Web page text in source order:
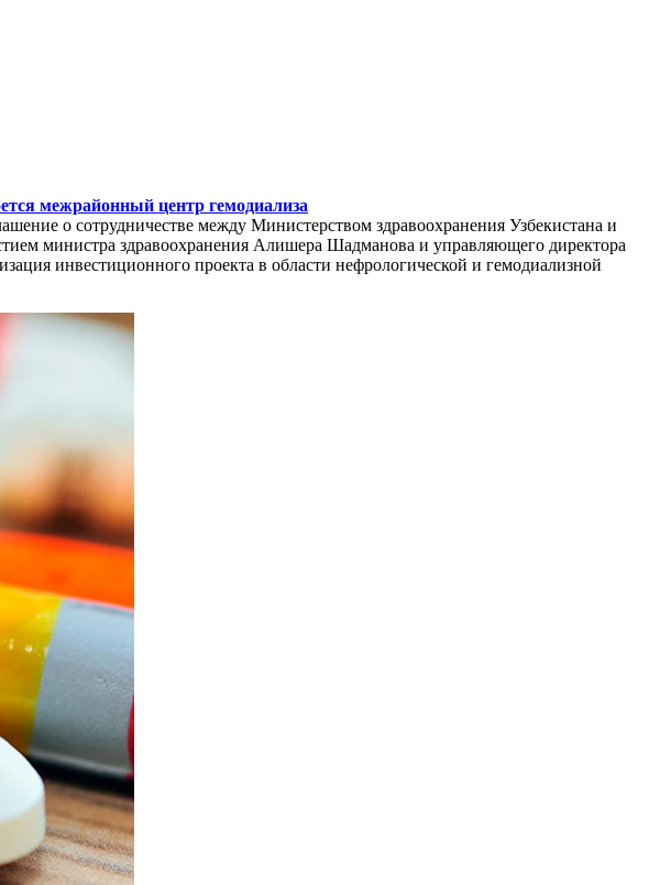
межрайонный центр гемодиализа
о сотрудничестве между Министерством здравоохранения Узбекистана и
министра здравоохранения Алишера Шадманова и управляющего директора
инвестиционного проекта в области нефрологической и гемодиализной